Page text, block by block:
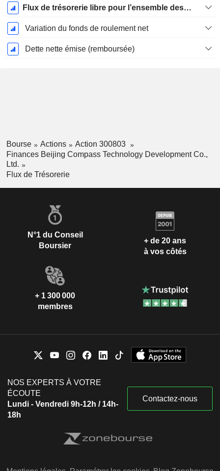
Flux de trésorerie libre pour l’ensemble des pourvoyeurs de fonds (créanciers et actionnaires) FCFF
Variation du fonds de roulement net
Dette nette émise (remboursée)
Bourse Actions
Action 300803
Finances Beijing Compass Technology Development Co.,
Ltd.
Flux de Trésorerie
N°1 du Conseil
Boursier
+ de 20 ans
à vos côtés
+ 1 300 000
membres
NOS EXPERTS À VOTRE
ÉCOUTE
Lundi - Vendredi 9h-12h / 14h-
18h
Contactez-nous